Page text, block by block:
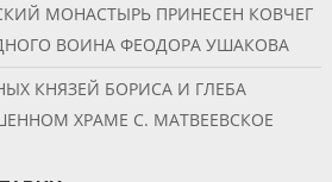
МОНАСТЫРЬ ПРИНЕСЕН КОВЧЕГ
ВОИНА ФЕОДОРА УШАКОВА
КНЯЗЕЙ БОРИСА И ГЛЕБА
ХРАМЕ С. МАТВЕЕВСКОЕ